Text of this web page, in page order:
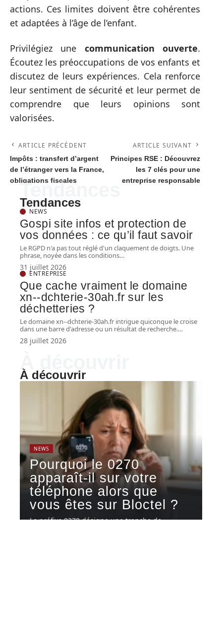
actions. Ces limites doivent être cohérentes
et adaptées à l’âge de l’enfant.
Privilégiez une communication ouverte.
Écoutez les préoccupations de vos enfants et
discutez de leurs expériences. Cela renforce
leur sentiment de sécurité et leur permet de
comprendre que leurs opinions sont
valorisées.
ARTICLE PRÉCÉDENT
Impôts : transfert d’argent
de l’étranger vers la France,
obligations fiscales
ARTICLE SUIVANT
Principes RSE : Découvrez
les 7 clés pour une
entreprise responsable
Tendances
Tendances
NEWS
Gospi site infos et protection de
vos données : ce qu’il faut savoir
Le RGPD n'a pas tout réglé d'un claquement de doigts. Une
phrase, noyée dans les conditions…
31 juillet 2026
ENTREPRISE
Que cache vraiment le domaine
xn--dchterie-30ah.fr sur les
déchetteries ?
Le domaine xn--dchterie-30ah.fr intrigue quiconque le croise
dans une barre d'adresse ou un résultat de recherche.…
28 juillet 2026
À découvrir
NEWS
Pourquoi le 0270
apparaît-il sur votre
téléphone alors que
vous êtes sur Bloctel ?
Le préfixe 0270 désigne une tranche de